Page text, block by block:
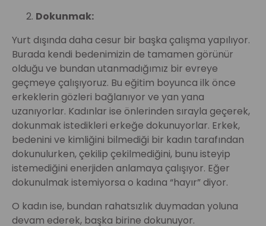
Dokunmak:
Yurt dışında daha cesur bir başka çalışma yapılıyor.
Burada kendi bedenimizin de tamamen görünür
olduğu ve bundan utanmadığımız bir evreye
geçmeye çalışıyoruz. Bu eğitim boyunca ilk önce
erkeklerin gözleri bağlanıyor ve yan yana
uzanıyorlar. Kadınlar ise önlerinden sırayla geçerek,
dokunmak istedikleri erkeğe dokunuyorlar. Erkek,
bedenini ve kimliğini bilmediği bir kadın tarafından
dokunulurken, çekilip çekilmediğini, bunu isteyip
istemediğini enerjiden anlamaya çalışıyor. Eğer
dokunulmak istemiyorsa o kadına “hayır” diyor.
O kadın ise, bundan rahatsızlık duymadan yoluna
devam ederek, başka birine dokunuyor.